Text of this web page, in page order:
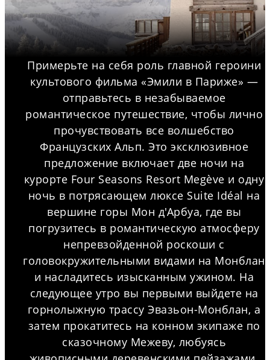
Примерьте на себя роль главной героини
культового фильма «Эмили в Париже» —
отправьтесь в незабываемое
романтическое путешествие, чтобы лично
прочувствовать все волшебство
Французских Альп. Это эксклюзивное
предложение включает две ночи на
курорте Four Seasons Resort Megève и одну
ночь в потрясающем люксе Suite Idéal на
вершине горы Мон д'Арбуа, где вы
погрузитесь в романтическую атмосферу
непревзойденной роскоши с
головокружительными видами на Монблан
и насладитесь изысканным ужином. На
следующее утро вы первыми выйдете на
горнолыжную трассу Эвазьон-Монблан, а
затем прокатитесь на конном экипаже по
сказочному Межеву, любуясь